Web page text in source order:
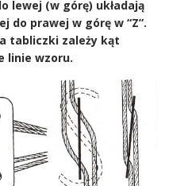
lewej (w górę) układają
do prawej w górę w “Z”.
tabliczki zależy kąt
linie wzoru.